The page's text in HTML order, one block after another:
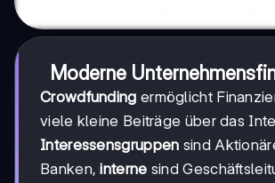
Moderne
Crowdfunding ermöglicht
viele kleine Beiträge über das
Interessensgruppen sind
Banken,interne sind